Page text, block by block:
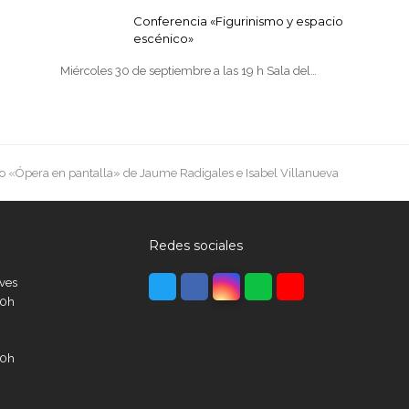
Conferencia «Figurinismo y espacio
escénico»
Miércoles 30 de septiembre a las 19 h Sala del…
«Ópera en pantalla» de Jaume Radigales e Isabel Villanueva
Redes sociales
TwitterFacebook
Instagram